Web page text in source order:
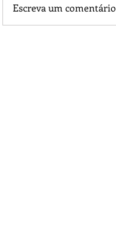
Escreva um comentário